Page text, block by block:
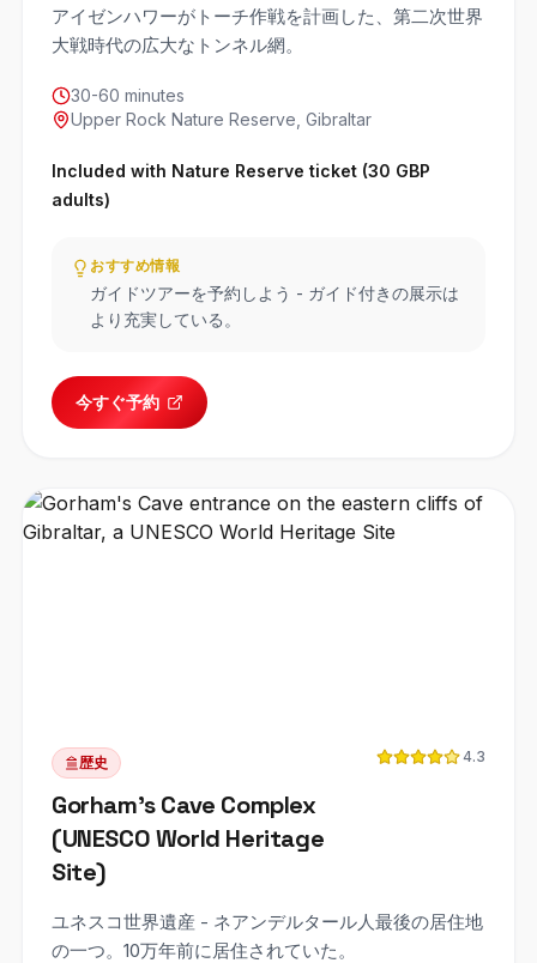
アイゼンハワーがトーチ作戦を計画した、第二次世界
大戦時代の広大なトンネル網。
30-60 minutes
Upper Rock Nature Reserve, Gibraltar
Included with Nature Reserve ticket (30 GBP
adults)
おすすめ情報
ガイドツアーを予約しよう - ガイド付きの展示は
より充実している。
今すぐ予約
歴史
Gorham's Cave Complex
(UNESCO World Heritage
Site)
4.3
ユネスコ世界遺産 - ネアンデルタール人最後の居住地
の一つ。10万年前に居住されていた。